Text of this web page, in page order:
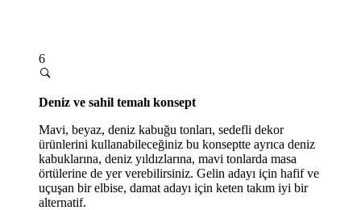
6
Deniz ve sahil temalı konsept
Mavi, beyaz, deniz kabuğu tonları, sedefli dekor
ürünlerini kullanabileceğiniz bu konseptte ayrıca deniz
kabuklarına, deniz yıldızlarına, mavi tonlarda masa
örtülerine de yer verebilirsiniz. Gelin adayı için hafif ve
uçuşan bir elbise, damat adayı için keten takım iyi bir
alternatif.